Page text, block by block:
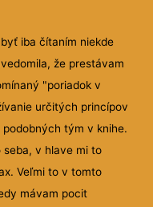
iba čítaním niekde
že prestávam
"poriadok v
určitých princípov
tým v knihe.
seba, v hlave mi to
Veľmi to v tomto
mávam pocit